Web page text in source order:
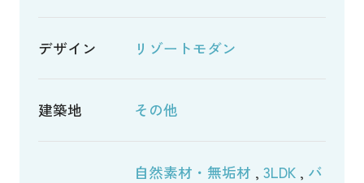
デザイン リゾートモダン
建築地 その他
自然素材・無垢材 ,3LDK , バ